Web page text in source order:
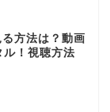
る方法は？動画
ル！視聴方法